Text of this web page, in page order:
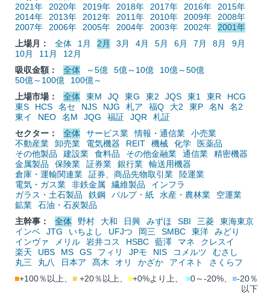
2021年
2020年 2019年 2018年 2017年 2016年
2015年
2014年
2013年 2012年 2011年 2010年 2009年
2008年
2007年
2006年 2005年 2004年 2003年 2002年
2001年
上場月：
全体 1月 2月 3月 4月 5月 6月 7月 8月
9月
10月
11月
12月
吸収金額：
全体 ～5億 5億～10億
10億～50億
50億～100億
100億～
上場市場：
全体 東M JQ 東G 東2 JQS 東1 東R
HCG
東S
HCS 名セ NJS NJG 札ア 福Q 大2 東P 名N
名2
東イ
NEO 名M JQG 福証 JQR
札証
セクター：
全体 サービス業 情報・通信業
小売業
不動産業
卸売業 電気機器 REIT 機械 化学
医薬品
その他製品
建設業 食料品 その他金融業 通信業
精密機器
金属製品
保険業 証券業 銀行業
輸送用機器
倉庫・運輸関連業
証券、商品先物取引業
陸運業
電気・ガス業
非鉄金属 繊維製品
インフラ
ガラス・土石製品
鉄鋼 パルプ・紙 水産・農林業
空運業
鉱業
石油・石炭製品
主幹事：
全体 野村 大和 日興 みずほ SBI 三菱
東海東京
インベ
JTG いちよし UFJつ 岡三 SMBC 東洋
みどり
インヴァ
メリル 岩井コス HSBC 藍澤 マネ
クレスイ
楽天
UBS MS GS フィリ JPモ NIS コメルツ
むさし
丸三
丸八 日本ア 髙木 オリ かざか アイネト
さくらフ
■+100％以上、 ■ +20％以上、 ■+0%より上、 ■0～-20%、 ■-20％
以下